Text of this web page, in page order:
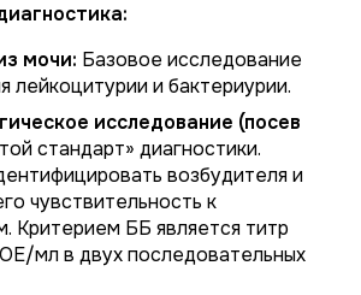
мочи: Базовое исследование
лейкоцитурии и бактериурии.
исследование (посев
стандарт» диагностики.
возбудителя и
чувствительность к
Критерием ББ является титр
мл в двух последовательных